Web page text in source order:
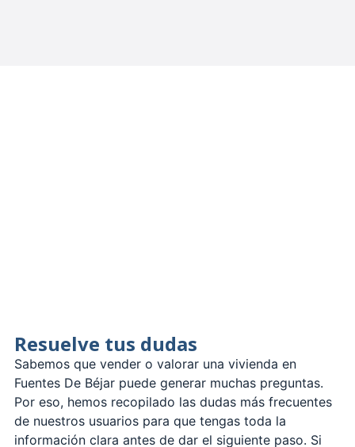
Resuelve tus dudas
Sabemos que vender o valorar una vivienda en
Fuentes De Béjar puede generar muchas preguntas.
Por eso, hemos recopilado las dudas más frecuentes
de nuestros usuarios para que tengas toda la
información clara antes de dar el siguiente paso. Si